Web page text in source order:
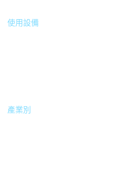
使用設備
產業別